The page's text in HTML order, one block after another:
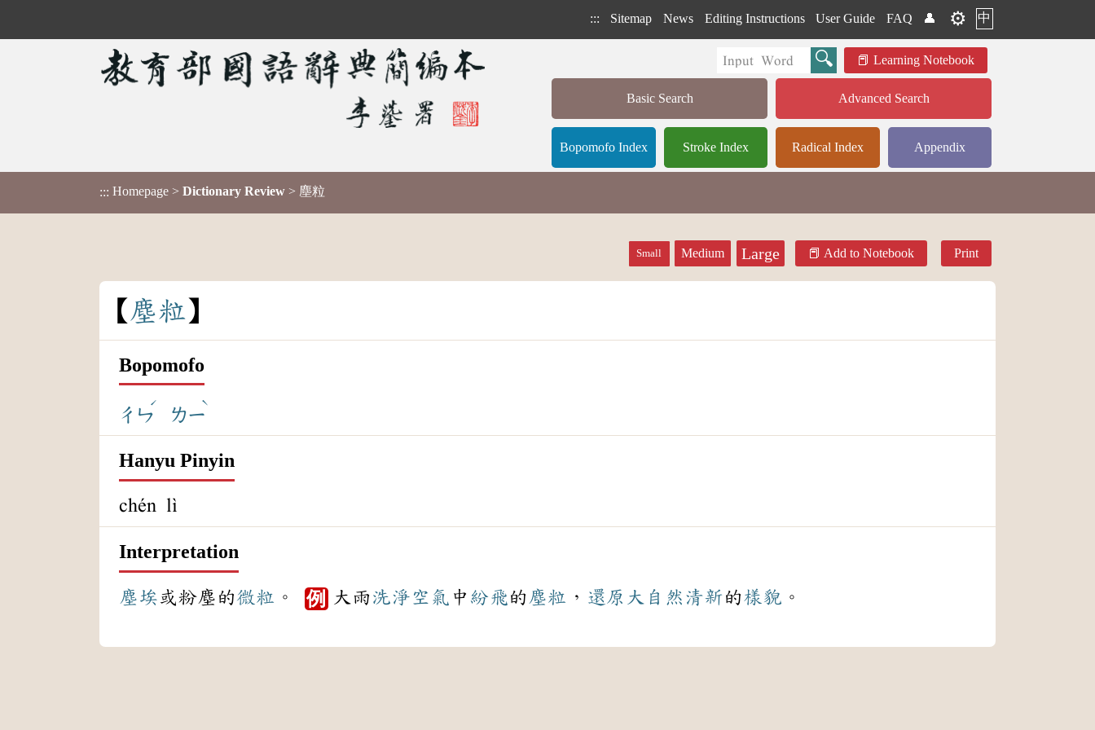
::: Sitemap News Editing Instructions User Guide FAQ 👤 ⚙️ 中
Learning Notebook
Basic Search Advanced Search
Bopomofo Index Stroke Index Radical Index Appendix
::: Homepage > Dictionary Review > 塵粒
Small Medium Large Add to Notebook Print
塵粒
Bopomofo
ㄔㄣ
ˊ
ㄌㄧ
ˋ
Hanyu Pinyin
chén lì
Interpretation
塵埃或粉塵的微粒 。 例 大雨 洗淨 空氣 中 紛飛 的​ 塵粒 ， 還原 大自然 清新的樣貌 。